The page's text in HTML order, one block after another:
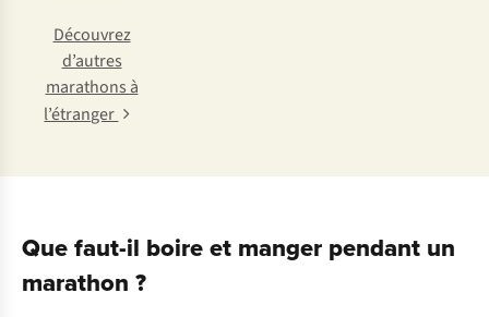
Découvrez
d’autres
marathons à
l’étranger
Que faut-il boire et manger pendant un
marathon ?